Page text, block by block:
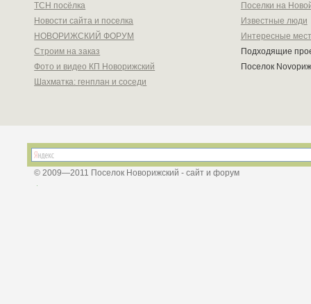
ТСН посёлка
Новости сайта и поселка
НОВОРИЖСКИЙ ФОРУМ
Строим на заказ
Фото и видео КП Новорижский
Шахматка: генплан и соседи
Поселки на
Известные люди
Интересные
Подходящие
Поселок
© 2009—2011 Поселок Новорижский - сайт и форум